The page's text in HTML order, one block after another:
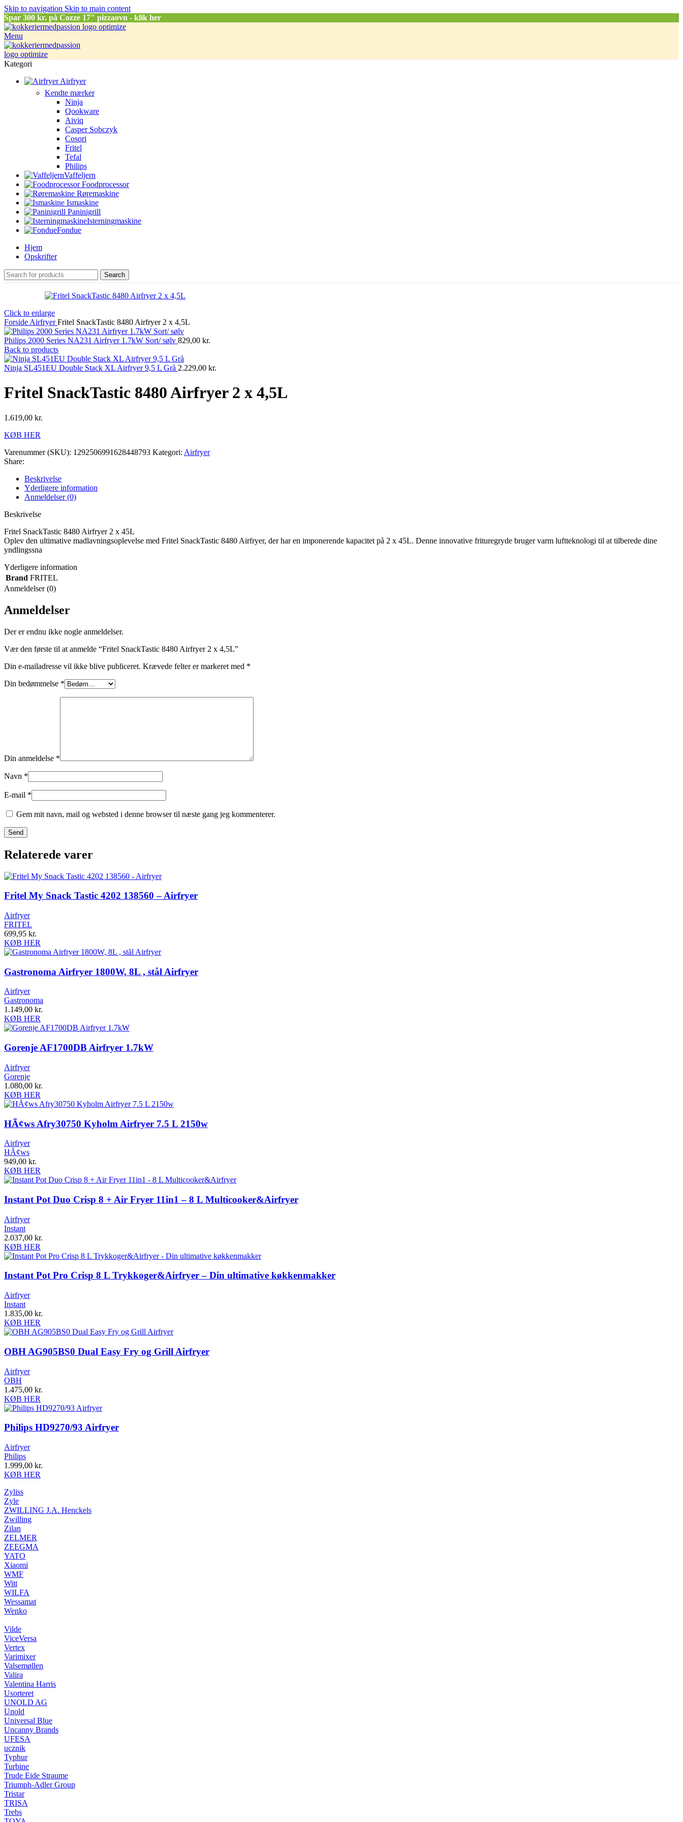
Skip to navigation Skip to main content
Spar 300 kr. på Cozze 17" pizzaovn - klik her
Menu
Kategori
Airfryer
Kendte mærker
Ninja
Qookware
Aiviq
Casper Sobczyk
Cosori
Fritel
Tefal
Philips
Vaffeljern
Foodprocessor
Røremaskine
Ismaskine
Paninigrill
Isterningmaskine
Fondue
Hjem
Opskrifter
Search
Click to enlarge
Forside AirfryerFritel SnackTastic 8480 Airfryer 2 x 4,5L
Philips 2000 Series NA231 Airfryer 1.7kW Sort/ sølv 829,00 kr.
Back to products
Ninja SL451EU Double Stack XL Airfryer 9,5 L Grå 2.229,00 kr.
Fritel SnackTastic 8480 Airfryer 2 x 4,5L
1.619,00 kr.
KØB HER
Varenummer (SKU): 1292506991628448793 Kategori: Airfryer
Share:
Beskrivelse
Yderligere information
Anmeldelser (0)
Beskrivelse
Fritel SnackTastic 8480 Airfryer 2 x 45L
Oplev den ultimative madlavningsoplevelse med Fritel SnackTastic 8480 Airfryer, der har en imponerende kapacitet på 2 x 45L. Denne innovative frituregryde bruger varm luftteknologi til at tilberede dine
yndlingssna
Yderligere information
Brand FRITEL
Anmeldelser (0)
Anmeldelser
Der er endnu ikke nogle anmeldelser.
Vær den første til at anmelde “Fritel SnackTastic 8480 Airfryer 2 x 4,5L”
Din e-mailadresse vil ikke blive publiceret. Krævede felter er markeret med *
Din bedømmelse *
Din anmeldelse *
Navn *
E-mail *
Gem mit navn, mail og websted i denne browser til næste gang jeg kommenterer.
Relaterede varer
Fritel My Snack Tastic 4202 138560 – Airfryer
Airfryer
FRITEL
699,95 kr.
KØB HER
Gastronoma Airfryer 1800W, 8L , stål Airfryer
Airfryer
Gastronoma
1.149,00 kr.
KØB HER
Gorenje AF1700DB Airfryer 1.7kW
Airfryer
Gorenje
1.080,00 kr.
KØB HER
HÃ¢ws Afry30750 Kyholm Airfryer 7.5 L 2150w
Airfryer
HÃ¢ws
949,00 kr.
KØB HER
Instant Pot Duo Crisp 8 + Air Fryer 11in1 – 8 L Multicooker&Airfryer
Airfryer
Instant
2.037,00 kr.
KØB HER
Instant Pot Pro Crisp 8 L Trykkoger&Airfryer – Din ultimative køkkenmakker
Airfryer
Instant
1.835,00 kr.
KØB HER
OBH AG905BS0 Dual Easy Fry og Grill Airfryer
Airfryer
OBH
1.475,00 kr.
KØB HER
Philips HD9270/93 Airfryer
Airfryer
Philips
1.999,00 kr.
KØB HER
Zyliss
Zyle
ZWILLING J.A. Henckels
Zwilling
Zilan
ZELMER
ZEEGMA
YATO
Xiaomi
WMF
Witt
WILFA
Wessamat
Wenko
Vilde
ViceVersa
Vertex
Varimixer
Valsemøllen
Valira
Valentina Harris
Usorteret
UNOLD AG
Unold
Universal Blue
Uncanny Brands
UFESA
ucznik
Typhur
Turbine
Trude Eide Straume
Triumph-Adler Group
Tristar
TRISA
Trebs